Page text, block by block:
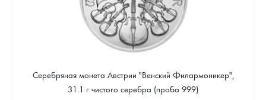
Серебряная монета Австрии "Венский Филармоникер",
31.1 г чистого серебра (проба 999)